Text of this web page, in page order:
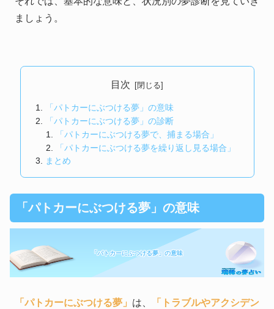
ましょう。
目次
「パトカーにぶつける夢」の意味
「パトカーにぶつける夢」の診断
「パトカーにぶつける夢で、捕まる場合」
「パトカーにぶつける夢を繰り返し見る場合」
まとめ
「パトカーにぶつける夢」の意味
「パトカーにぶつける夢」の意味
「パトカーにぶつける夢」 は、
「トラブルやアクシデン